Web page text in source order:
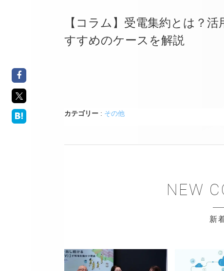
【コラム】受電集約とは？
すすめのケースを解説
カテゴリー : その他
新